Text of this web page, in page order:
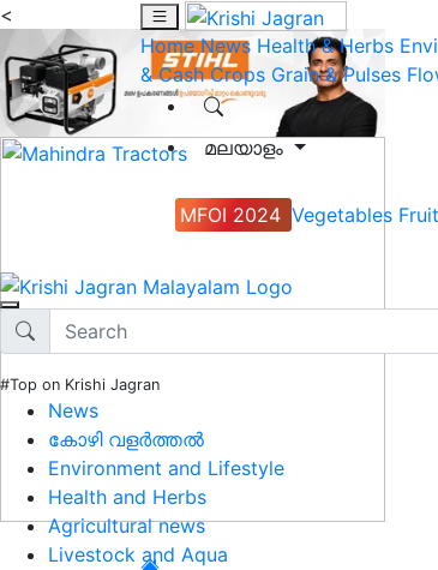
<
Home News Health & Herbs
& Cash Crops Grain & Pulses
മലയാളം
MFOI 2024 Vegetables
#Top on Krishi Jagran
News
കോഴി വളർത്തൽ
Environment and Lifestyle
Health and Herbs
Agricultural news
Livestock and Aqua